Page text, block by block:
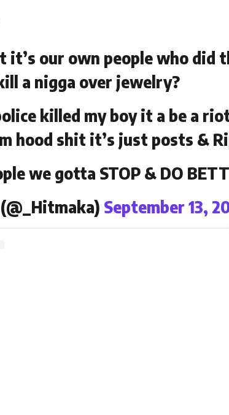
it’s our own people who did
a nigga over jewelry?
killed my boy it a be a
hood shit it’s just posts &
we gotta STOP & DO
September 13,